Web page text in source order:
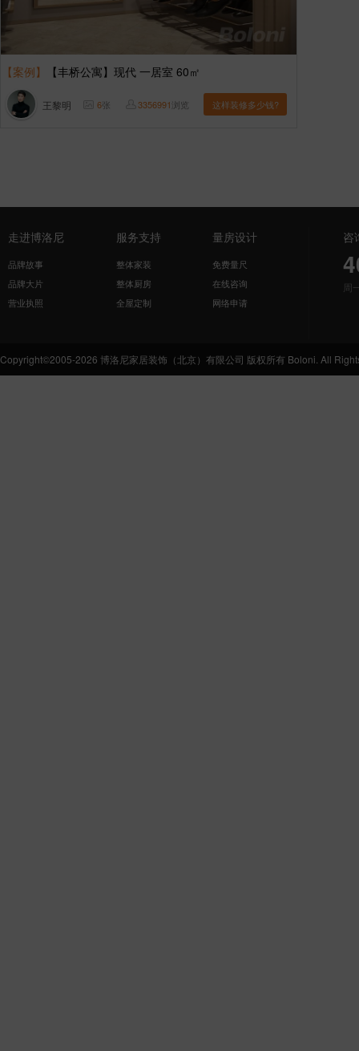
【案例】 【丰桥公寓】现代 一居室 60㎡
王黎明 6张 3356991浏览 这样装修多少钱?
走进博洛尼
品牌故事
品牌大片
营业执照
服务支持
整体家装
整体厨房
全屋定制
量房设计
免费量尺
在线咨询
网络申请
咨
周
Copyright©2005-2026 博洛尼家居装饰（北京）有限公司 版权所有 Boloni. All